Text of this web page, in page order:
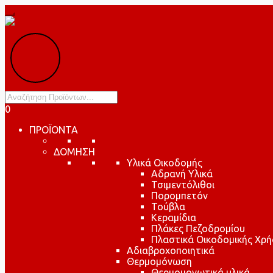
Products
search
0
ΠΡΟΪΟΝΤΑ
ΔΟΜΗΣΗ
Υλικά Οικοδομής
Αδρανή Υλικά
Τσιμεντόλιθοι
Πορομπετόν
Τούβλα
Κεραμίδια
Πλάκες Πεζοδρομίου
Πλαστικά Οικοδομικής
Αδιαβροχοποιητικά
Θερμομόνωση